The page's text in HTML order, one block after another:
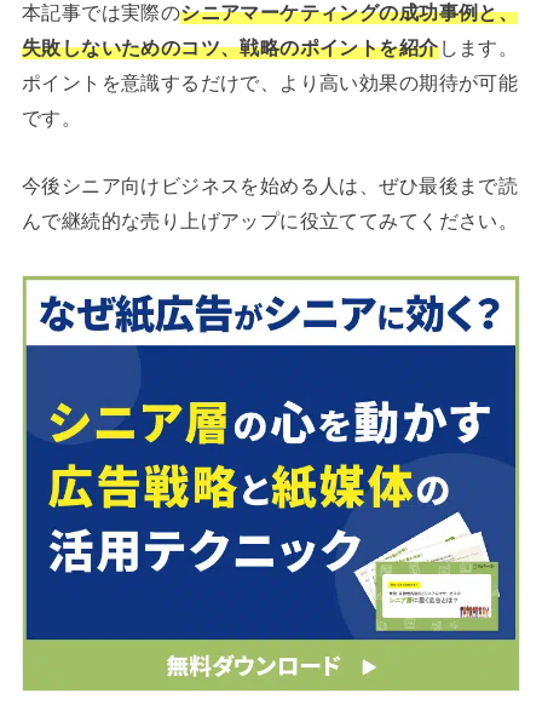
本記事では実際のシニアマーケティングの成功事例と、
失敗しないためのコツ、戦略のポイントを紹介します。
ポイントを意識するだけで、より高い効果の期待が可能
です。
今後シニア向けビジネスを始める人は、ぜひ最後まで読
んで継続的な売り上げアップに役立ててみてください。